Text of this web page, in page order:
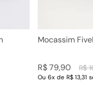
Mocassim
R$
R$79,90
Ou 6x de R$ 13,31